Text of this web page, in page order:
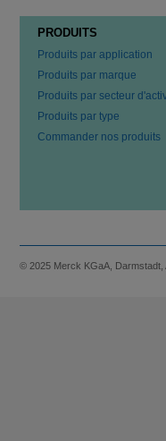
PRODUITS
Produits par application
Produits par marque
Produits par secteur
Produits par type
Commander nos produits
© 2025 Merck KGaA, Darmstadt,